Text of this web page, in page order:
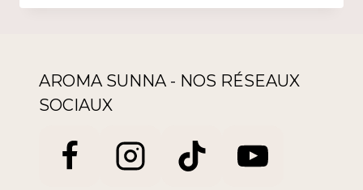
EN
?
AROMA SUNNA - NOS RÉSEAUX
SOCIAUX